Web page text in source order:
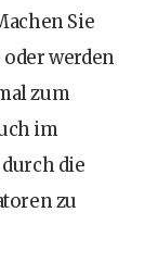
Sie
werden
zum
im
die
zu